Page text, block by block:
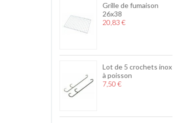
Grille de fumaison
26x38
20,83 €
Lot de 5 crochets inox
à poisson
7,50 €